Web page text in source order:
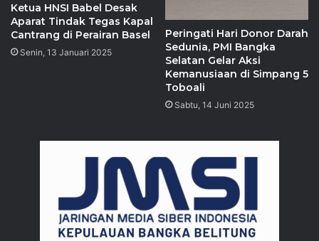
Ketua HNSI Babel Desak
Aparat Tindak Tegas Kapal
Cantrang di Perairan Basel
Senin, 13 Januari 2025
Peringati Hari Donor Darah
Sedunia, PMI Bangka
Selatan Gelar Aksi
Kemanusiaan di Simpang 5
Toboali
Sabtu, 14 Juni 2025